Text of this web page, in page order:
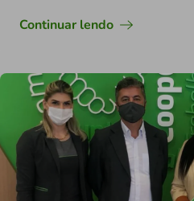
Continuar lendo